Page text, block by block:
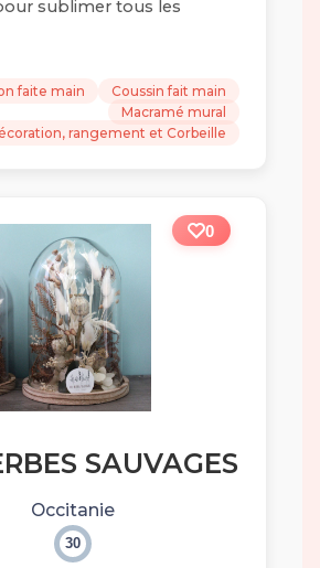
sublimer tous les
faite main
Coussin fait main
Macramé mural
rangement et Corbeille
0
SAUVAGES
Occitanie
30